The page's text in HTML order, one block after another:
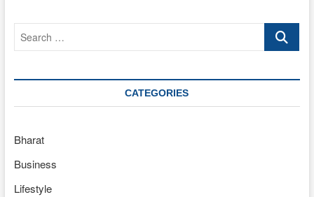
Search
CATEGORIES
Bharat
Business
Lifestyle